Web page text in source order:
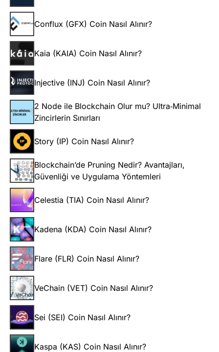
Conflux (GFX) Coin Nasıl Alınır?
Kaia (KAIA) Coin Nasıl Alınır?
Injective (INJ) Coin Nasıl Alınır?
2 Node ile Blockchain Olur mu? Ultra‑Minimal
Zincirlerin Sınırları
Story (IP) Coin Nasıl Alınır?
Blockchain’de Pruning Nedir? Avantajları,
Güvenliği ve Uygulama Yöntemleri
Celestia (TIA) Coin Nasıl Alınır?
Kadena (KDA) Coin Nasıl Alınır?
Flare (FLR) Coin Nasıl Alınır?
VeChain (VET) Coin Nasıl Alınır?
Sei (SEI) Coin Nasıl Alınır?
Kaspa (KAS) Coin Nasıl Alınır?